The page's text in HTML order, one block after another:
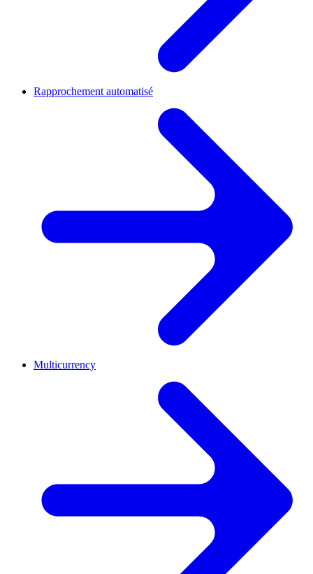
Rapprochement automatisé
Multicurrency